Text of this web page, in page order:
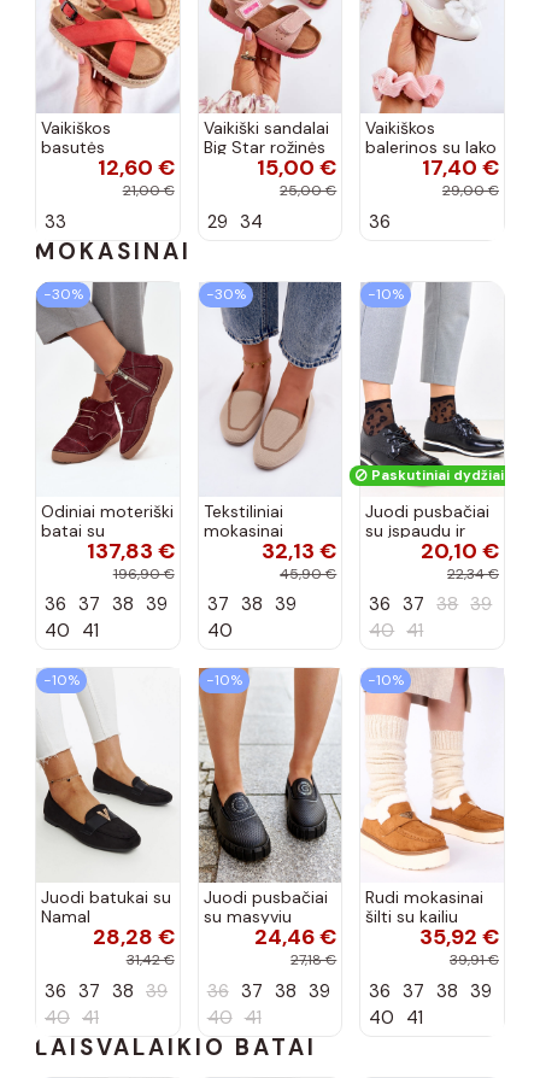
Vaikiškos
basutės
koralinės12,60 €
21,00 €
33
Vaikiški sandalai
Big Star rožinės
spalvos15,00 €
25,00 €
29 34
Vaikiškos
balerinos su lako
efektu ir
kaspinais baltos
17,40 €
29,00 €
36
MOKASINAI
−30%
Odiniai moteriški
batai su
siūlėmis, pilies
tipo, Artiker
spalvos
137,83 €
196,90 €
36 37 38 39
40 41
−30%
Tekstiliniai
mokasinai
smėlio spalvos
32,13 €
45,90 €
37 38 39
40
−10%
Paskutiniai dydžiai!
Juodi pusbačiai
su įspaudu ir
kvadratiniu
priekiu Kerawa
20,10 €
22,34 €
36 37 38 39
40 41
−10%
Juodi batukai su
Namal
dekoracija28,28 €
31,42 €
36 37 38 39
40 41
−10%
Juodi pusbačiai
su masyviu
padu Teska24,46 €
27,18 €
36 37 38 39
40 41
−10%
Rudi mokasinai
šilti su kailiu
35,92 €
39,91 €
36 37 38 39
40 41
LAISVALAIKIO BATAI